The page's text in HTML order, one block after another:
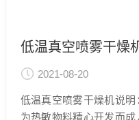
2021-08-20
低温真空喷雾干燥机说
为热敏物料精心开发而成